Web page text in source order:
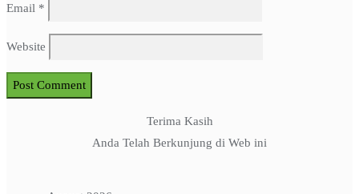
Email *
Website
Terima Kasih
Anda Telah Berkunjung di Web ini